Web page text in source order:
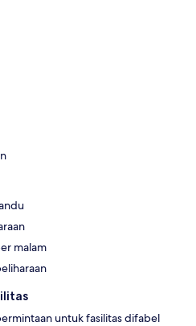
malam
untuk fasilitas difabel